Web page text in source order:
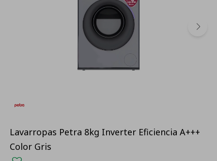
Lavarropas Petra 8kg Inverter Eficiencia A+++
Color Gris